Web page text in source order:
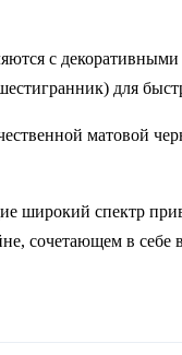
с
для
матовой
спектр
сочетающем в